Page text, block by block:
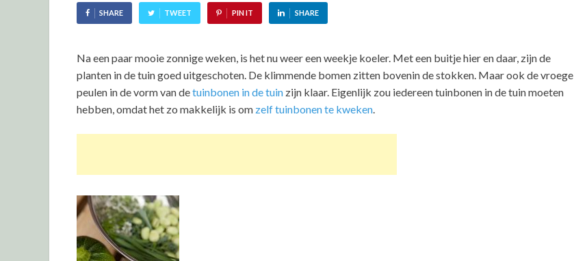
SHARE TWEET PIN IT SHARE
Na een paar mooie zonnige weken, is het nu weer een weekje koeler. Met een buitje hier en daar, zijn de
planten in de tuin goed uitgeschoten. De klimmende bomen zitten bovenin de stokken. Maar ook de vroege
peulen in de vorm van detuinbonen in de tuin zijn klaar. Eigenlijk zou iedereen tuinbonen in de tuin moeten
hebben, omdat het zo makkelijk is om zelf tuinbonen te kweken.